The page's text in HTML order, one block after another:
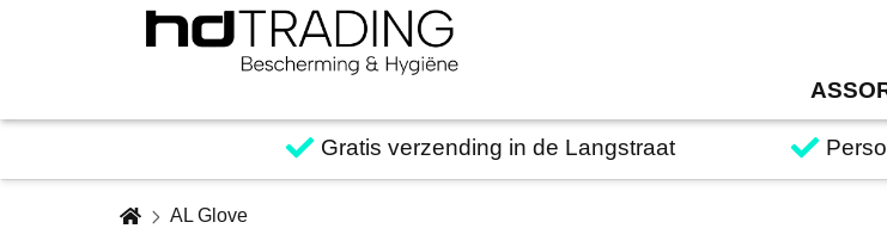
Gratis verzending in de Langstraat
AL Glove